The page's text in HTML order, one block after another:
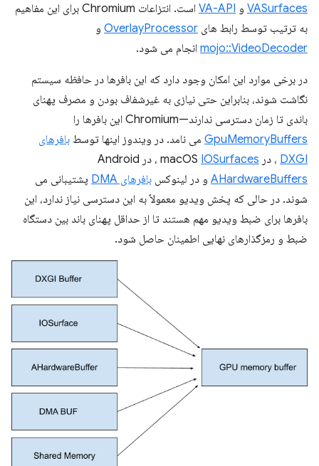
VASurfaces و VA-API
است. انتزاعات Chromium برای این مفاهیم
به ترتیب توسط رابط های OverlayProcessor و
mojo::VideoDecoder انجام می شود.
در برخی موارد این امکان وجود دارد که این بافرها در حافظه سیستم
نگاشت شوند، بنابراین حتی نیازی به غیرشفاف بودن و مصرف پهنای
باندی تا زمان دسترسی ندارند—Chromium این بافرها را
GpuMemoryBuffers می نامد. در ویندوز اینها توسط بافرهای
DXGI ، در macOS IOSurfaces
، در Android
AHardwareBuffers و در لینوکس بافرهای DMA
پشتیبانی می
شوند. در حالی که پخش ویدیو معمولاً به این دسترسی نیاز ندارد، این
بافرها برای ضبط ویدیو مهم هستند تا از حداقل پهنای باند بین دستگاه
ضبط و رمزگذارهای نهایی اطمینان حاصل شود.